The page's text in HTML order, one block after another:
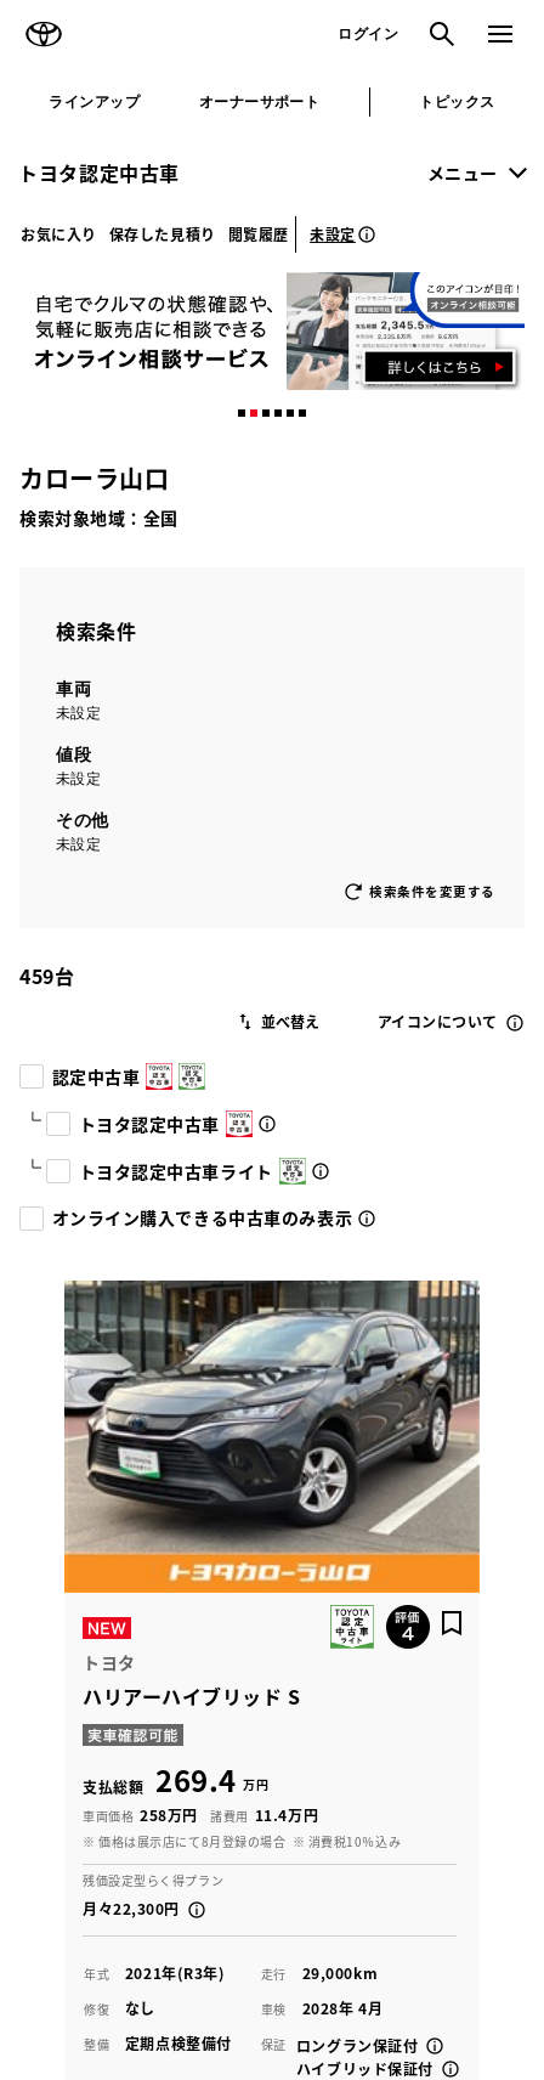
ログイン 検索 メニュ
ラインアップ オーナーサポート トピックス
トヨタ認定中古車 メニュー
お気に入り 保存した見積り 閲覧履歴 未設定
カローラ山口
検索対象地域： 全国
検索条件
車両
未設定
値段
未設定
その他
未設定
検索条件を変更する
459台
アイコンについて
認定中古車
トヨタ認定中古車
トヨタ認定中古車ライト
オンライン購入できる中古車のみ表示
トヨタ
ハリアーハイブリッド S
支払総額 269.4 万円
車両価格 258万円 諸費用 11.4万円
※ 価格は展示店にて8月登録の場合 ※ 消費税10％込み
残価設定型らく得プラン
月々22,300円
年式 2021年(R3年) 走行 29,000km
修復 なし 車検 2028年 4月
整備 定期点検整備付 保証
ロングラン保証付
ハイブリッド保証付